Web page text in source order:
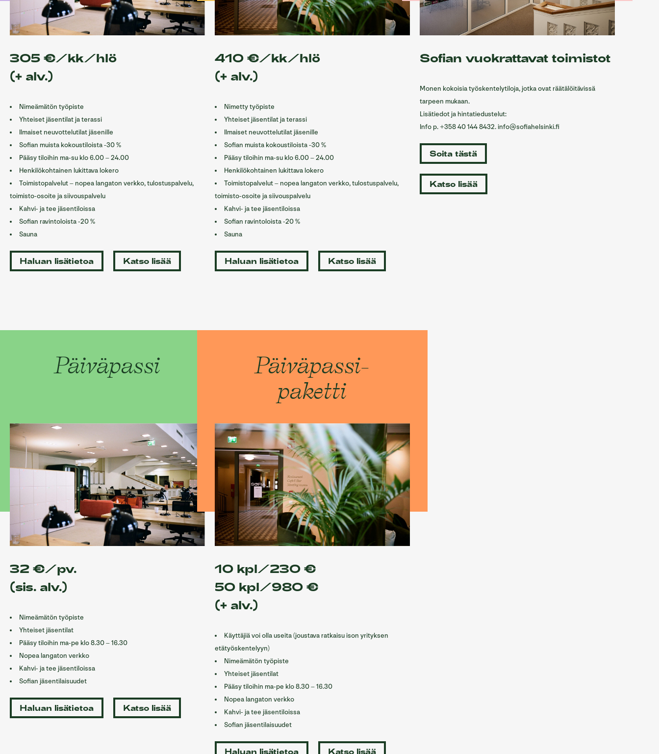
305 €/kk/hlö
(+ alv.)
Nimeämätön työpiste
Yhteiset jäsentilat ja terassi
Ilmaiset neuvottelutilat jäsenille
Sofian muista kokoustiloista -30 %
Pääsy tiloihin ma-su klo 6.00 – 24.00
Henkilökohtainen lukittava lokero
Toimistopalvelut – nopea langaton verkko, tulostuspalvelu,
toimisto-osoite ja siivouspalvelu
Kahvi- ja tee jäsentiloissa
Sofian ravintoloista -20 %
Sauna
Haluan lisätietoa Katso lisää
410 €/kk/hlö
(+ alv.)
Nimetty työpiste
Yhteiset jäsentilat ja terassi
Ilmaiset neuvottelutilat jäsenille
Sofian muista kokoustiloista -30 %
Pääsy tiloihin ma-su klo 6.00 – 24.00
Henkilökohtainen lukittava lokero
Toimistopalvelut – nopea langaton verkko, tulostuspalvelu,
toimisto-osoite ja siivouspalvelu
Kahvi- ja tee jäsentiloissa
Sofian ravintoloista -20 %
Sauna
Haluan lisätietoa Katso lisää
Sofian vuokrattavat toimistot
Monen kokoisia työskentelytiloja, jotka ovat räätälöitävissä
tarpeen mukaan.
Lisätiedot ja hintatiedustelut:
Info p. +358 40 144 8432. info@sofiahelsinki.fi
Soita tästä
Katso lisää
Päiväpassi
32 €/pv.
(sis. alv.)
Nimeämätön työpiste
Yhteiset jäsentilat
Pääsy tiloihin ma-pe klo 8.30 – 16.30
Nopea langaton verkko
Kahvi- ja tee jäsentiloissa
Sofian jäsentilaisuudet
Haluan lisätietoa Katso lisää
Päiväpassi-
paketti
10 kpl/230 €
50 kpl/980 €
(+ alv.)
Käyttäjiä voi olla useita (joustava ratkaisu ison yrityksen
etätyöskentelyyn)
Nimeämätön työpiste
Yhteiset jäsentilat
Pääsy tiloihin ma-pe klo 8.30 – 16.30
Nopea langaton verkko
Kahvi- ja tee jäsentiloissa
Sofian jäsentilaisuudet
Haluan lisätietoa Katso lisää